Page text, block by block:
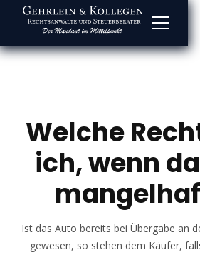
Welche
ich, wenn
Ist das Auto bereits bei Übergabe an
gewesen, so stehen dem Käufer,